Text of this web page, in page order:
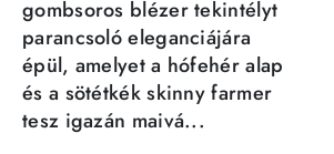
gombsoros blézer tekintélyt
parancsoló eleganciájára
épül, amelyet a hófehér alap
és a sötétkék skinny farmer
tesz igazán maivá...